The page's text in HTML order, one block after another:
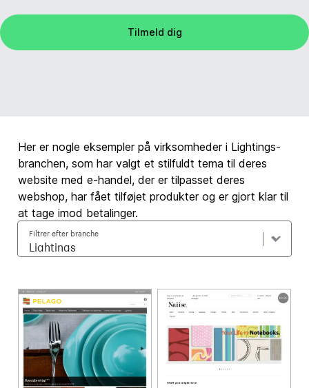
Tilmeld dig
Her er nogle eksempler på virksomheder i Lightings-
branchen, som har valgt et stilfuldt tema til deres
website med e-handel, der er tilpasset deres
webshop, har fået tilføjet produkter og er gjort klar til
at tage imod betalinger.
Filtrer efter branche